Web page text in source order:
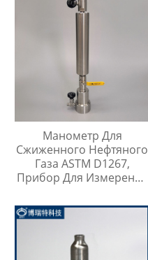
Манометр Для
Сжиженного Нефтяного
Газа ASTM D1267,
Прибор Для Измерения